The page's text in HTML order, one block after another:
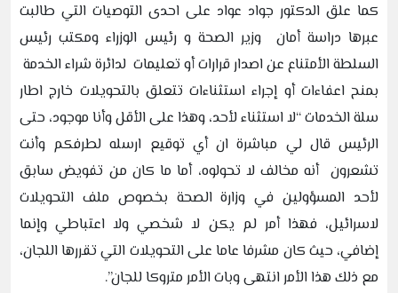
كما علق الدكتور جواد عواد على احدى التوصيات التي طالبت
عبرها دراسة أمان وزير الصحة و رئيس الوزراء ومكتب رئيس
السلطة الأمتناع عن اصدار قرارات أو تعليمات لدائرة شراء الخدمة
بمنح اعفاءات أو إجراء استثناءات تتعلق بالتحويلات خارج اطار
سلة الخدمات “لا استثناء لأحد، وهذا على الأقل وأنا موجود، حتى
الرئيس قال لي مباشرة ان أي توقيع ارسله لطرفكم وأنت
تشعرون أنه مخالف لا تحولوه، أما ما كان من تفويض سابق
لأحد المسؤولين في وزارة الصحة بخصوص ملف التحويلات
لاسرائيل، فهذا أمر لم يكن لا شخصي ولا اعتباطي وإنما
إضافي، حيث كان مشرفا عاما على التحويلات التي تقررها اللجان،
مع ذلك هذا الأمر انتهى وبات الأمر متروكا للجان”.